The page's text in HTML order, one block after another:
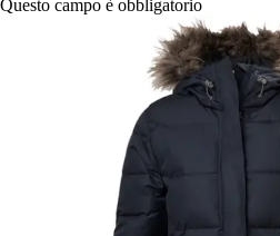
Questo campo è obbligatorio